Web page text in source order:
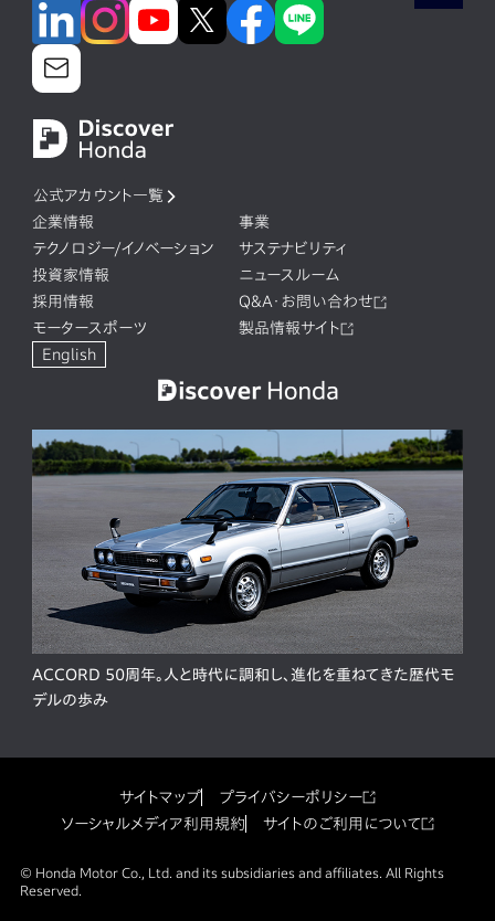
公式アカウント一覧
企業情報
事業
テクノロジー/イノベーション
サステナビリティ
投資家情報
ニュースルーム
採用情報
Q&A・お問い合わせ
モータースポーツ
製品情報サイト
English
ACCORD 50周年。人と時代に調和し、進化を重ねてきた歴代モ
デルの歩み
サイトマップ
プライバシーポリシー
ソーシャルメディア利用規約
サイトのご利用について
© Honda Motor Co., Ltd. and its subsidiaries and affiliates. All Rights
Reserved.